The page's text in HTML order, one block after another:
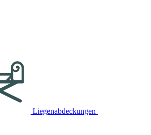
Liegenabdeckungen